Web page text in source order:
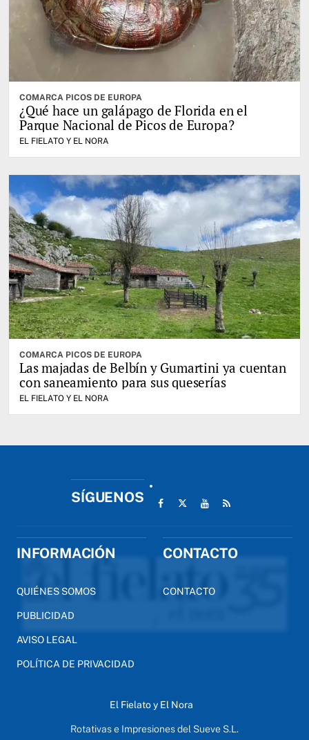
COMARCA PICOS DE EUROPA
¿Qué hace un galápago de Florida en el
Parque Nacional de Picos de Europa?
EL FIELATO Y EL NORA
COMARCA PICOS DE EUROPA
Las majadas de Belbín y Gumartini ya cuentan
con saneamiento para sus queserías
EL FIELATO Y EL NORA
SÍGUENOS
INFORMACIÓN
QUIÉNES SOMOS
PUBLICIDAD
AVISO LEGAL
POLÍTICA DE PRIVACIDAD
CONTACTO
CONTACTO
El Fielato y El Nora
Rotativas e Impresiones del Sueve S.L.